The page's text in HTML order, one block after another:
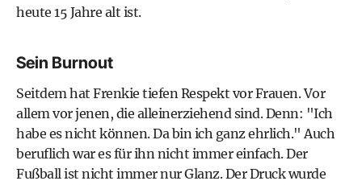
heute 15 Jahre alt ist.
Sein Burnout
Seitdem hat Frenkie tiefen Respekt vor Frauen. Vor
allem vor jenen, die alleinerziehend sind. Denn: "Ich
habe es nicht können. Da bin ich ganz ehrlich." Auch
beruflich war es für ihn nicht immer einfach. Der
Fußball ist nicht immer nur Glanz. Der Druck wurde